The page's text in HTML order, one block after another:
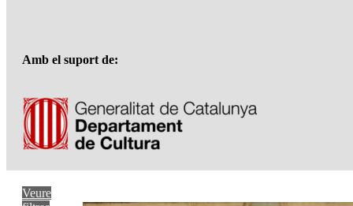
Amb el suport de:
Veure